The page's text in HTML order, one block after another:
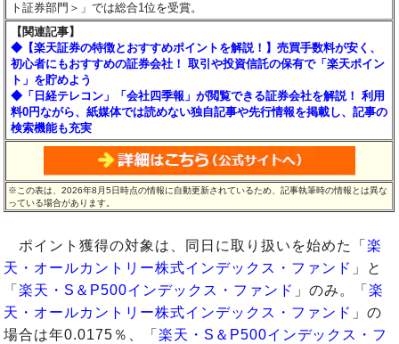
ト証券部門＞」では総合1位を受賞。
【関連記事】
◆【楽天証券の特徴とおすすめポイントを解説！】売買手数料が安く、
初心者にもおすすめの証券会社！ 取引や投資信託の保有で「楽天ポイン
ト」を貯めよう
◆「日経テレコン」「会社四季報」が閲覧できる証券会社を解説！ 利用
料0円ながら、紙媒体では読めない独自記事や先行情報を掲載し、記事の
検索機能も充実
※この表は、2026年8月5日時点の情報に自動更新されているため、記事執筆時の情報とは異な
っている場合があります。
ポイント獲得の対象は、同日に取り扱いを始めた「 楽
天・オールカントリー株式インデックス・ファンド 」と
「楽天・S＆P500インデックス・ファンド 」のみ。「楽
天・オールカントリー株式インデックス・ファンド 」の
場合は年0.0175％、「 楽天・S＆P500インデックス・フ